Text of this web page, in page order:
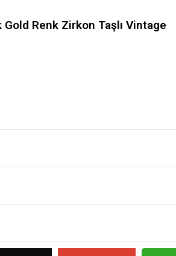
Renk Zirkon Taşlı Vintage